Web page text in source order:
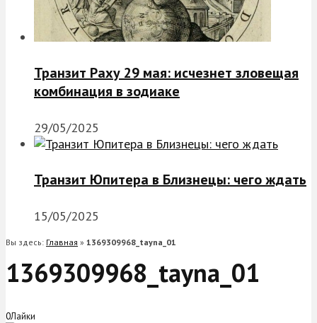
Транзит Раху 29 мая: исчезнет зловещая
комбинация в зодиаке
29/05/2025
Транзит Юпитера в Близнецы: чего ждать
15/05/2025
Вы здесь: Главная » 1369309968_tayna_01
1369309968_tayna_01
0Лайки